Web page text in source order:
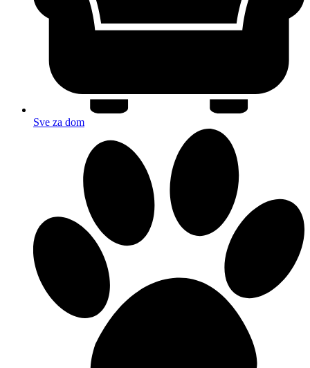
Sve za dom